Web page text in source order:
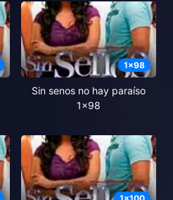
1x98
Sin senos no hay paraíso
1x98